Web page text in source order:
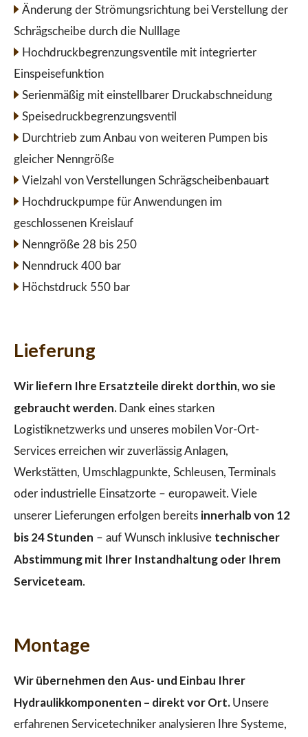
Änderung der Strömungsrichtung bei Verstellung der
Schrägscheibe durch die Nulllage
Hochdruckbegrenzungsventile mit integrierter
Einspeisefunktion
Serienmäßig mit einstellbarer Druckabschneidung
Speisedruckbegrenzungsventil
Durchtrieb zum Anbau von weiteren Pumpen bis
gleicher Nenngröße
Vielzahl von Verstellungen Schrägscheibenbauart
Hochdruckpumpe für Anwendungen im
geschlossenen Kreislauf
Nenngröße 28 bis 250
Nenndruck 400 bar
Höchstdruck 550 bar
Lieferung
Wir liefern Ihre Ersatzteile direkt dorthin, wo sie
gebraucht werden. Dank eines starken
Logistiknetzwerks und unseres mobilen Vor-Ort-
Services erreichen wir zuverlässig Anlagen,
Werkstätten, Umschlagpunkte, Schleusen, Terminals
oder industrielle Einsatzorte – europaweit. Viele
unserer Lieferungen erfolgen bereits innerhalb von 12
bis 24 Stunden – auf Wunsch inklusive technischer
Abstimmung mit Ihrer Instandhaltung oder Ihrem
Serviceteam.
Montage
Wir übernehmen den Aus- und Einbau Ihrer
Hydraulikkomponenten – direkt vor Ort. Unsere
erfahrenen Servicetechniker analysieren Ihre Systeme,